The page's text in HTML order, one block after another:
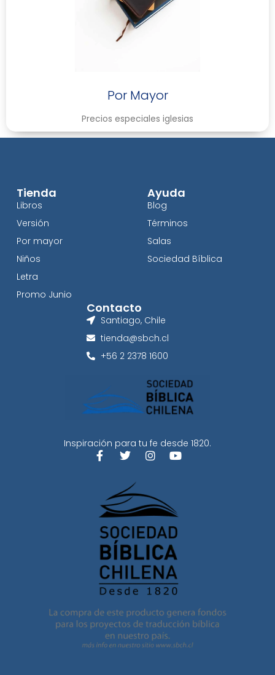
Por Mayor
Precios especiales iglesias
Inspiración para tu fe desde 1820.
Tienda
Libros
Versión
Por mayor
Niños
Letra
Promo Junio
Ayuda
Blog
Términos
Salas
Sociedad Bíblica
Contacto
Santiago, Chile
tienda@sbch.cl
+56 2 2378 1600